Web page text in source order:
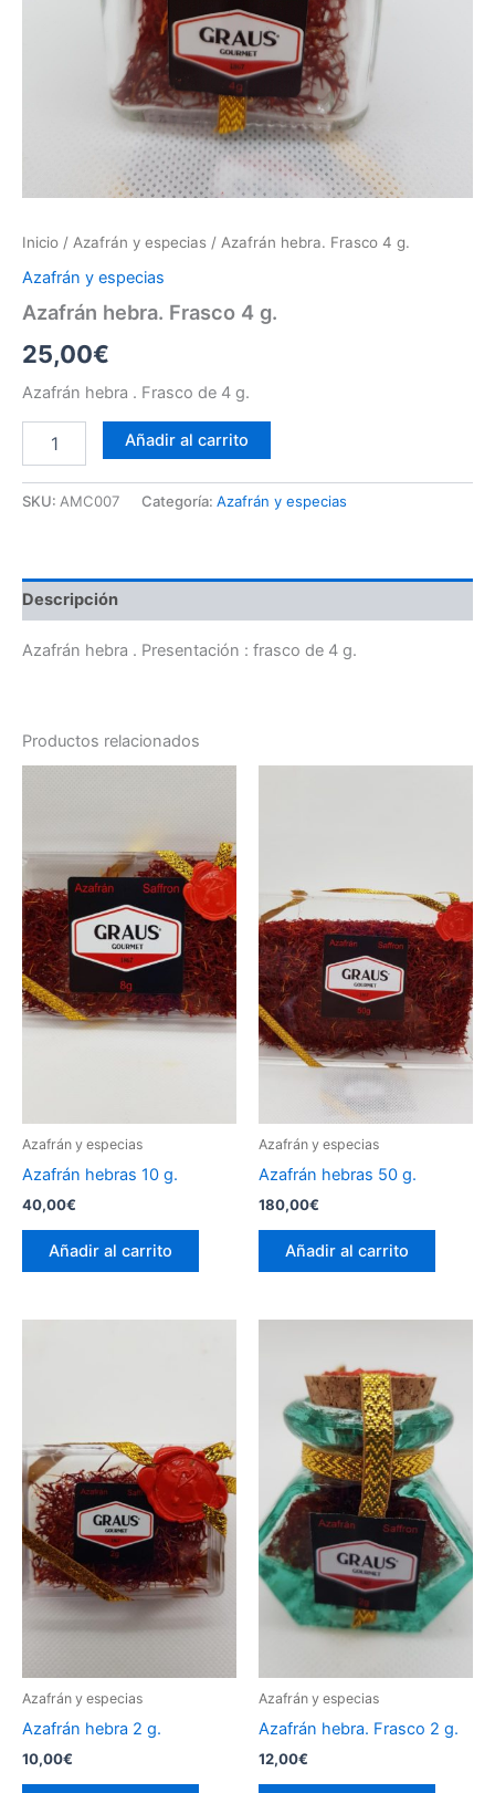
Inicio / Azafrán y especias / Azafrán hebra. Frasco 4 g.
Azafrán y especias
Azafrán hebra. Frasco 4 g.
25,00€
Azafrán hebra . Frasco de 4 g.
Añadir al carrito
SKU: AMC007 Categoría: Azafrán y especias
Descripción
Azafrán hebra . Presentación : frasco de 4 g.
Productos relacionados
Azafrán y especias
Azafrán hebras 10 g.
40,00€
Añadir al carrito
Azafrán y especias
Azafrán hebras 50 g.
180,00€
Añadir al carrito
Azafrán y especias
Azafrán hebra 2 g.
10,00€
Azafrán y especias
Azafrán hebra. Frasco 2 g.
12,00€